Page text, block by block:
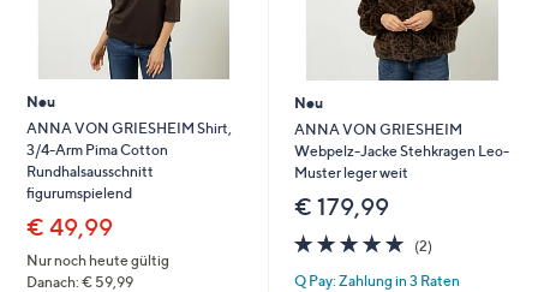
Neu
ANNA VON GRIESHEIM Shirt,
3/4-Arm Pima Cotton
Rundhalsausschnitt
figurumspielend
€ 49,99
Nur noch heute gültig
Danach: € 59,99
Neu
ANNA VON GRIESHEIM
Webpelz-Jacke Stehkragen Leo-
Muster leger weit
€ 179,99
5.0
von
5
(2)
Q Pay: Zahlung in 3 Raten